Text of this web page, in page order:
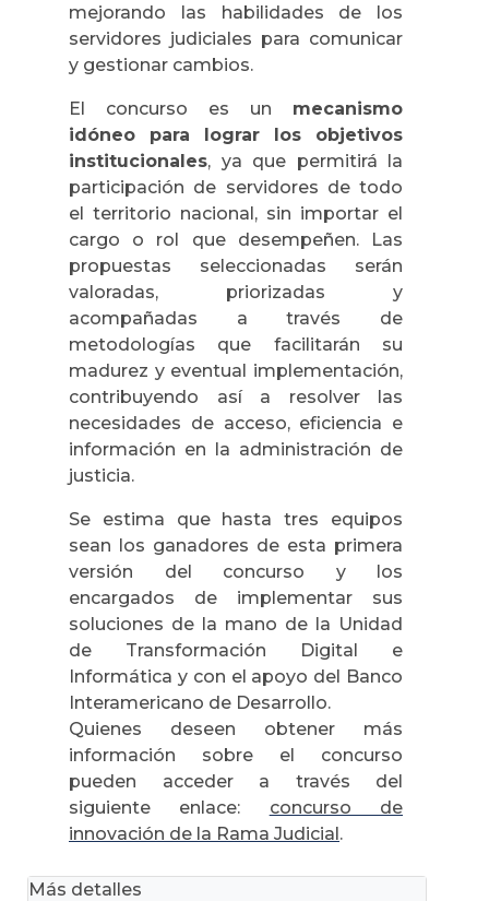
mejorando las habilidades de los
servidores judiciales para comunicar
y gestionar cambios.
El concurso es un mecanismo
idóneo para lograr los objetivos
institucionales, ya que permitirá la
participación de servidores de todo
el territorio nacional, sin importar el
cargo o rol que desempeñen. Las
propuestas seleccionadas serán
valoradas, priorizadas y
acompañadas a través de
metodologías que facilitarán su
madurez y eventual implementación,
contribuyendo así a resolver las
necesidades de acceso, eficiencia e
información en la administración de
justicia.
Se estima que hasta tres equipos
sean los ganadores de esta primera
versión del concurso y los
encargados de implementar sus
soluciones de la mano de la Unidad
de Transformación Digital e
Informática y con el apoyo del Banco
Interamericano de Desarrollo.
Quienes deseen obtener más
información sobre el concurso
pueden acceder a través del
siguiente enlace: concurso de
innovación de la Rama Judicial.
Más detalles